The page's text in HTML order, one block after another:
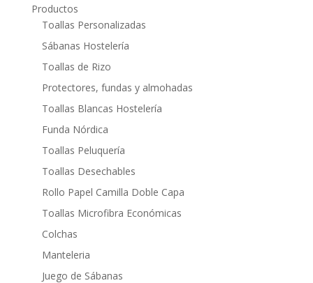
Productos
Toallas Personalizadas
Sábanas Hostelería
Toallas de Rizo
Protectores, fundas y almohadas
Toallas Blancas Hostelería
Funda Nórdica
Toallas Peluquería
Toallas Desechables
Rollo Papel Camilla Doble Capa
Toallas Microfibra Económicas
Colchas
Manteleria
Juego de Sábanas